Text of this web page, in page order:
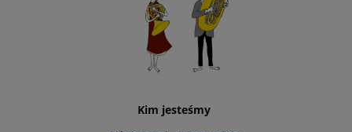
Kim jesteśmy